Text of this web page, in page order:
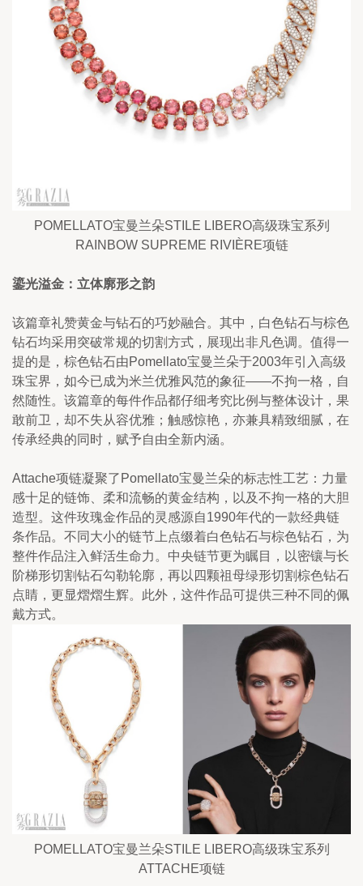
POMELLATO宝曼兰朵STILE LIBERO高级珠宝系列
RAINBOW SUPREME RIVIÈRE项链
鎏光溢金：立体廓形之韵
该篇章礼赞黄金与钻石的巧妙融合。其中，白色钻石与棕色
钻石均采用突破常规的切割方式，展现出非凡色调。值得一
提的是，棕色钻石由Pomellato宝曼兰朵于2003年引入高级
珠宝界，如今已成为米兰优雅风范的象征——不拘一格，自
然随性。该篇章的每件作品都仔细考究比例与整体设计，果
敢前卫，却不失从容优雅；触感惊艳，亦兼具精致细腻，在
传承经典的同时，赋予自由全新内涵。
Attache项链凝聚了Pomellato宝曼兰朵的标志性工艺：力量
感十足的链饰、柔和流畅的黄金结构，以及不拘一格的大胆
造型。这件玫瑰金作品的灵感源自1990年代的一款经典链
条作品。不同大小的链节上点缀着白色钻石与棕色钻石，为
整件作品注入鲜活生命力。中央链节更为瞩目，以密镶与长
阶梯形切割钻石勾勒轮廓，再以四颗祖母绿形切割棕色钻石
点睛，更显熠熠生辉。此外，这件作品可提供三种不同的佩
戴方式。
POMELLATO宝曼兰朵STILE LIBERO高级珠宝系列
ATTACHE项链